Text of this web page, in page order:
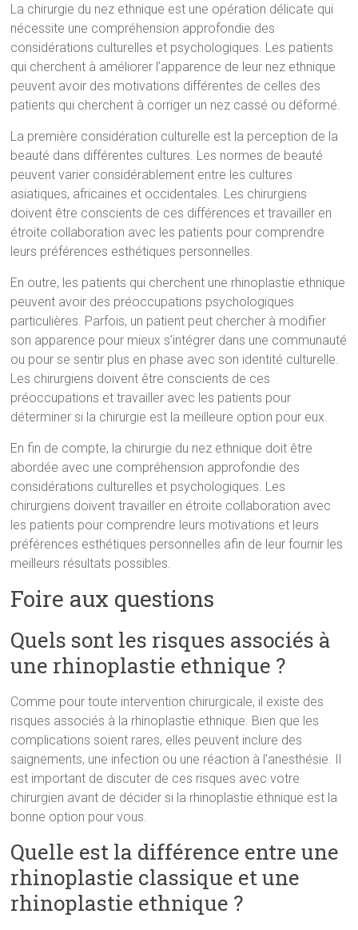
La chirurgie du nez ethnique est une opération délicate qui
nécessite une compréhension approfondie des
considérations culturelles et psychologiques. Les patients
qui cherchent à améliorer l’apparence de leur nez ethnique
peuvent avoir des motivations différentes de celles des
patients qui cherchent à corriger un nez cassé ou déformé.
La première considération culturelle est la perception de la
beauté dans différentes cultures. Les normes de beauté
peuvent varier considérablement entre les cultures
asiatiques, africaines et occidentales. Les chirurgiens
doivent être conscients de ces différences et travailler en
étroite collaboration avec les patients pour comprendre
leurs préférences esthétiques personnelles.
En outre, les patients qui cherchent une rhinoplastie ethnique
peuvent avoir des préoccupations psychologiques
particulières. Parfois, un patient peut chercher à modifier
son apparence pour mieux s’intégrer dans une communauté
ou pour se sentir plus en phase avec son identité culturelle.
Les chirurgiens doivent être conscients de ces
préoccupations et travailler avec les patients pour
déterminer si la chirurgie est la meilleure option pour eux.
En fin de compte, la chirurgie du nez ethnique doit être
abordée avec une compréhension approfondie des
considérations culturelles et psychologiques. Les
chirurgiens doivent travailler en étroite collaboration avec
les patients pour comprendre leurs motivations et leurs
préférences esthétiques personnelles afin de leur fournir les
meilleurs résultats possibles.
Foire aux questions
Quels sont les risques associés à
une rhinoplastie ethnique ?
Comme pour toute intervention chirurgicale, il existe des
risques associés à la rhinoplastie ethnique. Bien que les
complications soient rares, elles peuvent inclure des
saignements, une infection ou une réaction à l’anesthésie. Il
est important de discuter de ces risques avec votre
chirurgien avant de décider si la rhinoplastie ethnique est la
bonne option pour vous.
Quelle est la différence entre une
rhinoplastie classique et une
rhinoplastie ethnique ?